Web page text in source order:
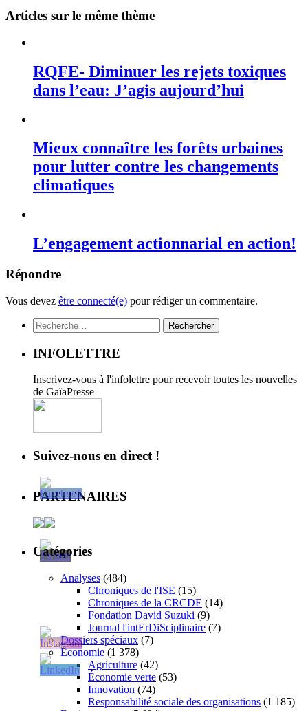
Articles sur le même thème
RQFE- Diminuer les rejets toxiques
dans l’eau: J’agis aujourd’hui
Mieux connaître les forêts urbaines
pour lutter contre les changements
climatiques
L’engagement actionnarial en action!
Répondre
Vous devez être connecté(e) pour rédiger un commentaire.
Rechercher :
INFOLETTRE
Inscrivez-vous à l'infolettre pour recevoir toutes les nouvelles
de GaïaPresse
Suivez-nous en direct !
PARTENAIRES
Catégories
Analyses (484)
Chroniques de l'ISE (15)
Chroniques de la CRCDE (14)
Fondation David Suzuki (9)
Journal l'intErDiSciplinaire (7)
Dossiers spéciaux (7)
Économie (1 378)
Agriculture (42)
Économie verte (53)
Innovation (74)
Responsabilité sociale des organisations (1 185)